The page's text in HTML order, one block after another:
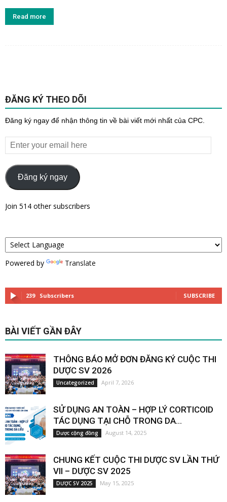
Read more
ĐĂNG KÝ THEO DÕI
Đăng ký ngay để nhận thông tin về bài viết mới nhất của CPC.
Enter
your
hereĐăng ký ngay
Join 514 other subscribers
Powered by Translate
239 Subscribers SUBSCRIBE
BÀI VIẾT GẦN ĐÂY
THÔNG BÁO MỞ ĐƠN ĐĂNG KÝ CUỘC THI
DƯỢC SV 2026
Uncategorized April 7, 2026
SỬ DỤNG AN TOÀN – HỢP LÝ CORTICOID
TÁC DỤNG TẠI CHỖ TRONG DA...
Dược cộng đồng August 14, 2025
CHUNG KẾT CUỘC THI DƯỢC SV LẦN THỨ
VII – DƯỢC SV 2025
DƯỢC SV 2025 May 15, 2025